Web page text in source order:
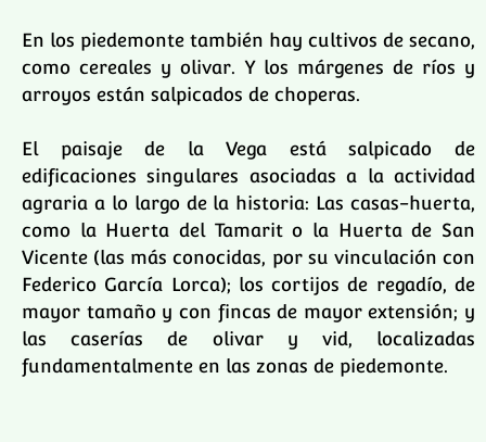
En los piedemonte también hay cultivos de secano,
como cereales y olivar. Y los márgenes de ríos y
arroyos están salpicados de choperas.
El paisaje de la Vega está salpicado de
edificaciones singulares asociadas a la actividad
agraria a lo largo de la historia: Las casas-huerta,
como la Huerta del Tamarit o la Huerta de San
Vicente (las más conocidas, por su vinculación con
Federico García Lorca); los cortijos de regadío, de
mayor tamaño y con fincas de mayor extensión; y
las caserías de olivar y vid, localizadas
fundamentalmente en las zonas de piedemonte.